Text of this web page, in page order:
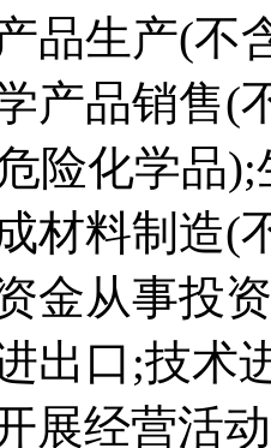
品生产(不
产品销售(
险化学品
材料制造(
金从事投
出口;技术
展经营活